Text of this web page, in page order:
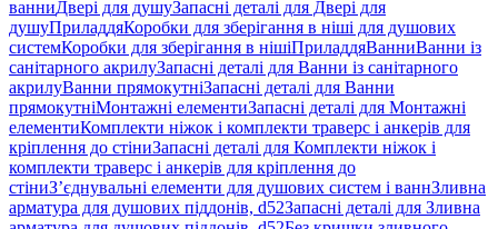
ванниДвері для душуЗапасні деталі для Двері для
душуПриладдяКоробки для зберігання в ніші для душових
системКоробки для зберігання в нішіПриладдяВанниВанни із
санітарного акрилуЗапасні деталі для Ванни із санітарного
акрилуВанни прямокутніЗапасні деталі для Ванни
прямокутніМонтажні елементиЗапасні деталі для Монтажні
елементиКомплекти ніжок і комплекти траверс і анкерів для
кріплення до стіниЗапасні деталі для Комплекти ніжок і
комплекти траверс і анкерів для кріплення до
стіниЗ’єднувальні елементи для душових систем і ваннЗливна
арматура для душових піддонів, d52Запасні деталі для Зливна